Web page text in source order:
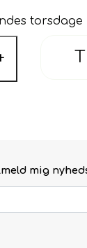
torsdage
mig